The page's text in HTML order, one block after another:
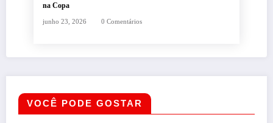
na Copa
junho 23, 2026 0 Comentários
VOCÊ PODE GOSTAR